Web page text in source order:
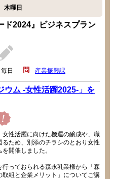
木曜日
ド2024』ビジネスプラン
日 産業振興課
ウム -女性活躍2025-」を
性活躍に向けた機運の醸成や、職
ため、別添のチラシのとおり女性
開催しました。
っておられる森永乳業様から「森
組と企業メリット」についてご講